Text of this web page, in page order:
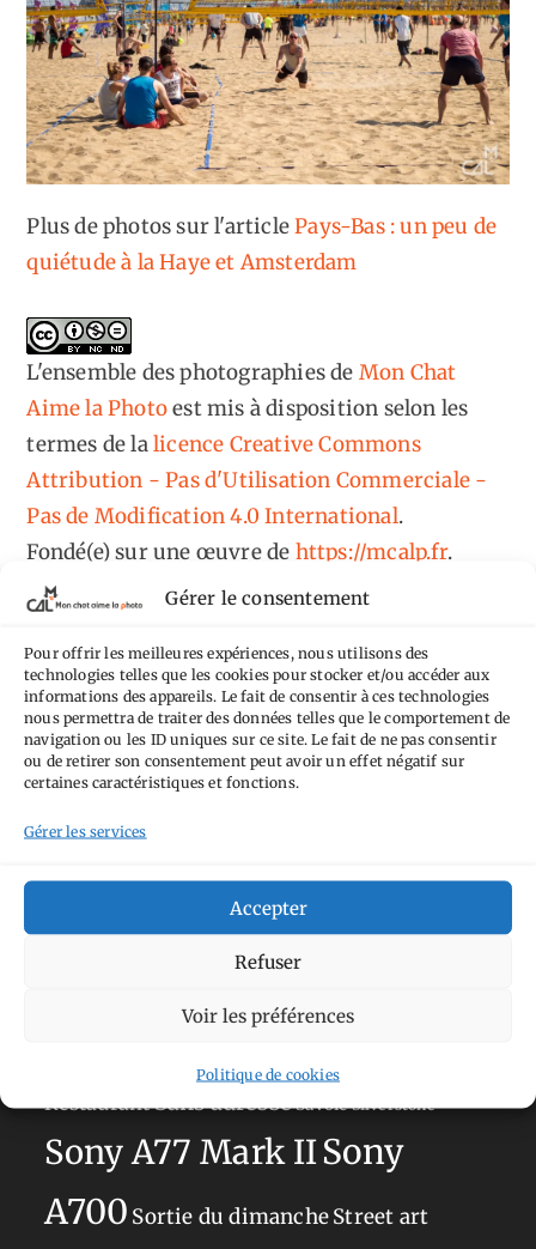
Gérer le consentement
Pour offrir les meilleures expériences, nous utilisons des
technologies telles que les cookies pour stocker et/ou accéder aux
informations des appareils. Le fait de consentir à ces technologies
nous permettra de traiter des données telles que le comportement de
navigation ou les ID uniques sur ce site. Le fait de ne pas consentir
ou de retirer son consentement peut avoir un effet négatif sur
certaines caractéristiques et fonctions.
Gérer les services
Accepter
Refuser
Voir les préférences
Politique de cookies
Plus de photos sur l'articlePays-Bas : un peu de
quiétude à la Haye et Amsterdam
L'ensemble des photographiesde Mon Chat
Aime la Photoest mis à disposition selon les
termes de lalicence Creative Commons
Attribution - Pas d'Utilisation Commerciale -
Pas de Modification 4.0 International.
Fondé(e) sur une œuvre de https://mcalp.fr.
Tags
AilleursAimez-vous bordel Allemagne
Anti tourisme
Hébergement
La Défense Normandie
Olympus OM-D E-M5
RestaurantSans adresseSavoie Silverstone
Sony A77 Mark IISony
A700 Sortie du dimancheStreet art